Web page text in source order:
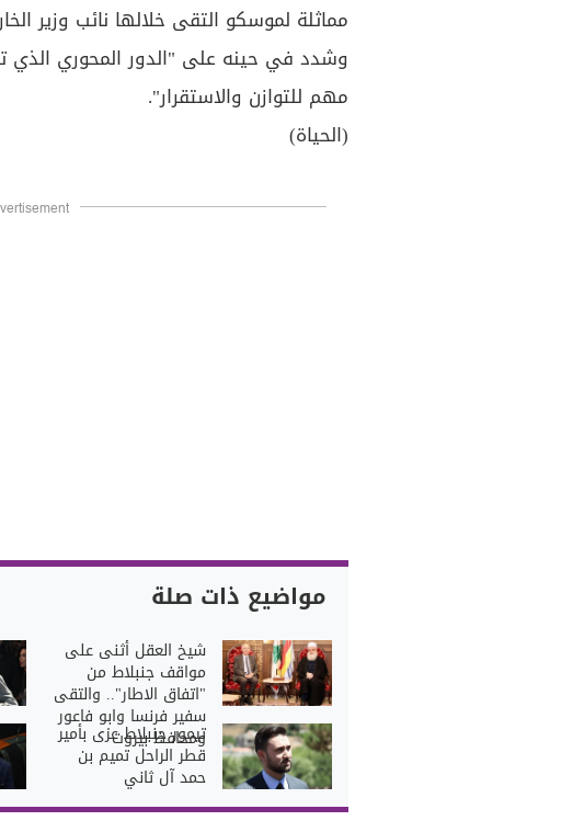
مماثلة لموسكو التقى خلالها نائب وزير
وشدد في حينه على "الدور المحوري الذي
مهم للتوازن والاستقرار".
(الحياة)
مواضيع ذات صلة
شيخ العقل أثنى على
مواقف جنبلاط من
"اتفاق الاطار".. والتقى
سفير فرنسا وابو فاعور
ومحافظ بيروت
تيمور جنبلاط عزى بأمير
قطر الراحل تميم بن
حمد آل ثاني